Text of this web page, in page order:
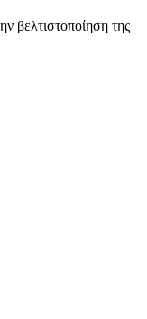
βελτιστοποίηση της